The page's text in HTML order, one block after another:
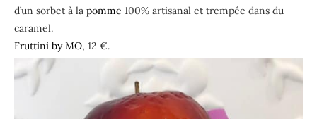
d’un sorbet à la pomme 100% artisanal et trempée dans du
caramel.
Fruttini by MO, 12 €.